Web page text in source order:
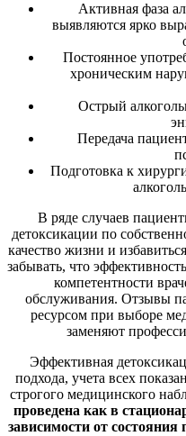
Активная фаза
выявляются ярко
Постоянное
хроническим
Острый
Передача
Подготовка к
В ряде случаев
детоксикации по
качество жизни и
забывать, что
компетентности
обслуживания. Отзывы
ресурсом при выборе
заменяют
Эффективная
подхода, учета всех
строгого медицинского
проведена как в
зависимости от